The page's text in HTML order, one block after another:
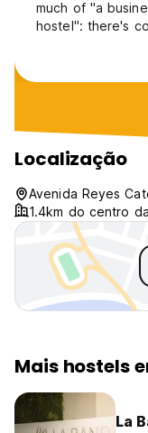
much of "a
hostel": there's
door, a lot of
mask, the
you can see it's
hot water),
people or social
any kind and the
engaging. The
building itself is
really close to
overall, I don't
Localização
Avenida Reyes
1.4km do centro
Mais hostels
La